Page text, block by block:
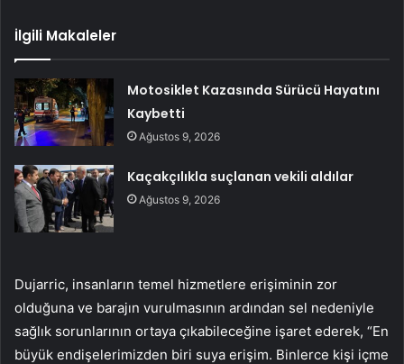
İlgili Makaleler
Motosiklet Kazasında Sürücü Hayatını
Kaybetti
Ağustos 9, 2026
Kaçakçılıkla suçlanan vekili aldılar
Ağustos 9, 2026
Dujarric, insanların temel hizmetlere erişiminin zor
olduğuna ve barajın vurulmasının ardından sel nedeniyle
sağlık sorunlarının ortaya çıkabileceğine işaret ederek, “En
büyük endişelerimizden biri suya erişim. Binlerce kişi içme